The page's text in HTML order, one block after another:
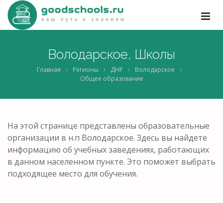
Володарское, Школы
Главная Регионы ДНР
Володарское
Общее образование
На этой странице представлены образовательные
организации в н.п Володарское. Здесь вы найдете
информацию об учебных заведениях, работающих
в данном населенном пункте. Это поможет выбрать
подходящее место для обучения.